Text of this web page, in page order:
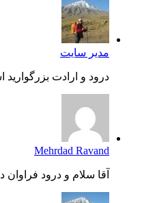
مدیر سایت
درود و ارادت
Mehrdad Ravand
آقا سلام و درود